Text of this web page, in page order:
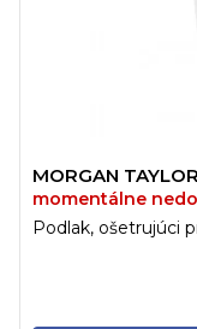
MORGAN
momentálne
Podlak, ošetrujúci